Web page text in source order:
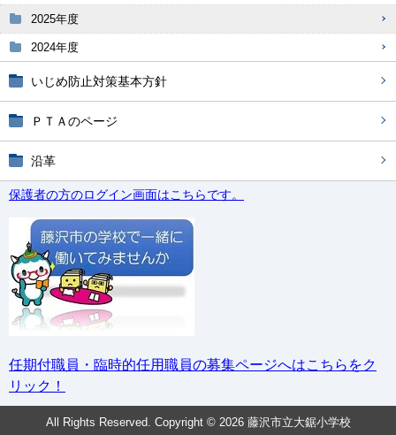
2025年度
2024年度
いじめ防止対策基本方針
ＰＴＡのページ
沿革
保護者の方のログイン画面はこちらです。
任期付職員・臨時的任用職員の募集ページへはこちらをク
リック！
All Rights Reserved. Copyright © 2026 藤沢市立大鋸小学校